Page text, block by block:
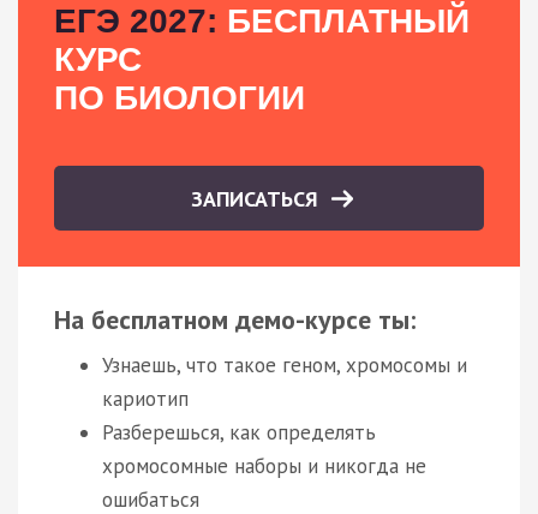
ЕГЭ 2027: БЕСПЛАТНЫЙ
КУРС
ПО БИОЛОГИИ
ЗАПИСАТЬСЯ
На бесплатном демо-курсе ты:
Узнаешь, что такое геном, хромосомы и
кариотип
Разберешься, как определять
хромосомные наборы и никогда не
ошибаться